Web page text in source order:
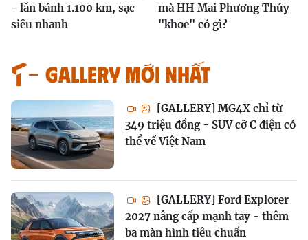
- lăn bánh 1.100 km, sạc
siêu nhanh
mà HH Mai Phương Thúy
"khoe" có gì?
GALLERY MỚI NHẤT
[GALLERY] MG4X chỉ từ
349 triệu đồng - SUV cỡ C điện có
thể về Việt Nam
[GALLERY] Ford Explorer
2027 nâng cấp mạnh tay - thêm
ba màn hình tiêu chuẩn